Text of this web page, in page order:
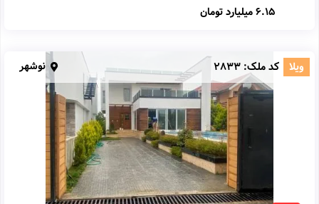
6.15 میلیارد تومان
ویلا کد ملک: 2833 نوشهر